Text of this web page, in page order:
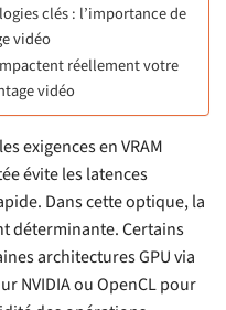
clés : l’importance de
vidéo
réellement votre
vidéo
exigences en VRAM
évite les latences
Dans cette optique, la
déterminante. Certains
architectures GPU via
NVIDIA ou OpenCL pour